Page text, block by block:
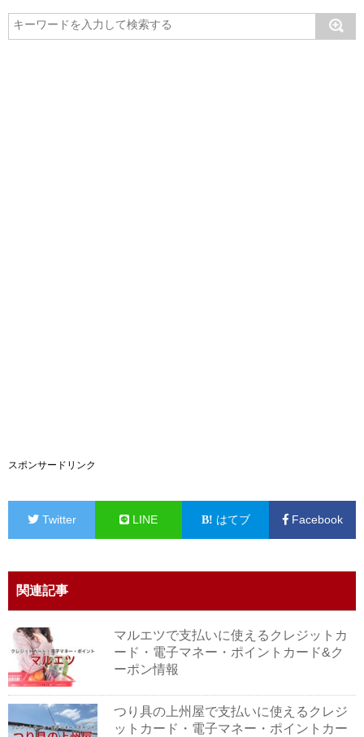
スポンサードリンク
Twitter LINE はてブ Facebook
関連記事
マルエツで支払いに使えるクレジットカ
ード・電子マネー・ポイントカード&ク
ーポン情報
つり具の上州屋で支払いに使えるクレジ
ットカード・電子マネー・ポイントカー